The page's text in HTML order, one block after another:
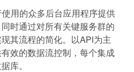
用的众多后台应用程序提供
时通过对所有关键服务群的
其流程的简化。以API为主
效的数据流控制，每个集成
库。